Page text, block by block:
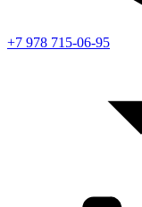
+7 978 715-06-95